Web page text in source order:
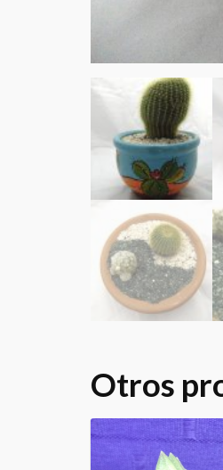
Otros